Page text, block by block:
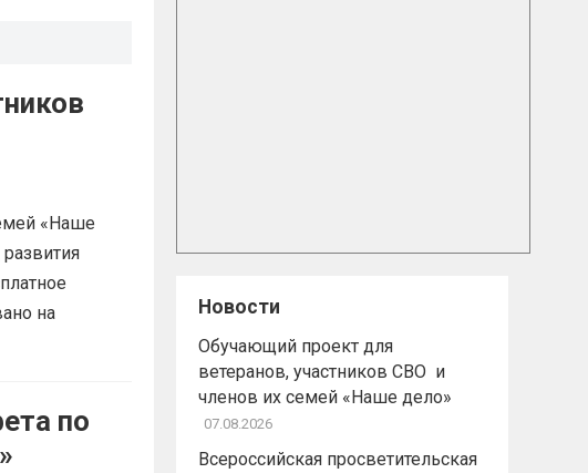
«Наше
на
по
Новости
Обучающий проект для
ветеранов, участников СВО и
членов их семей «Наше дело»
07.08.2026
Всероссийская просветительская